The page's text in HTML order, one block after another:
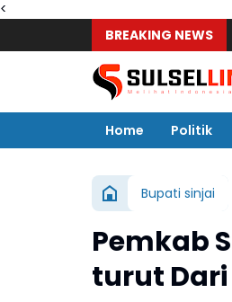
<
BREAKING NEWS
Home
Politik
Bupati sinjai
Pemkab
turut Dari